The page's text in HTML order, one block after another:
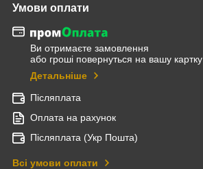
Умови оплати
Ви отримаєте замовлення
або гроші повернуться на вашу картку
Детальніше
Післяплата
Оплата на рахунок
Післяплата (Укр Пошта)
Всі умови оплати